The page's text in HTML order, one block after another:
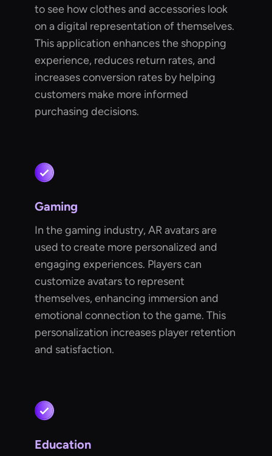
to see how clothes and accessories look
on a digital representation of themselves.
This application enhances the shopping
experience, reduces return rates, and
increases conversion rates by helping
customers make more informed
purchasing decisions.
Gaming
In the gaming industry, AR avatars are
used to create more personalized and
engaging experiences. Players can
customize avatars to represent
themselves, enhancing immersion and
emotional connection to the game. This
personalization increases player retention
and satisfaction.
Education